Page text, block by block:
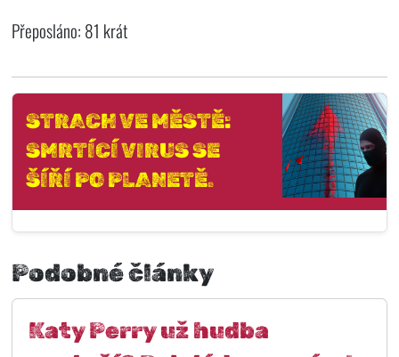
Přeposláno: 81 krát
STRACH VE MĚSTĚ:
SMRTÍCÍ VIRUS SE
ŠÍŘÍ PO PLANETĚ.
Podobné články
Katy Perry už hudba